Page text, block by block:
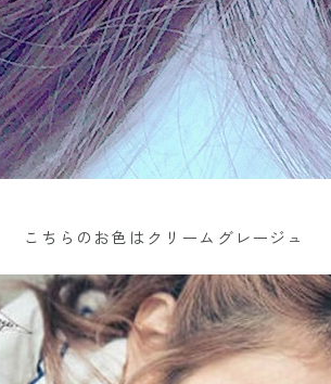
こちらのお色はクリームグレージュ